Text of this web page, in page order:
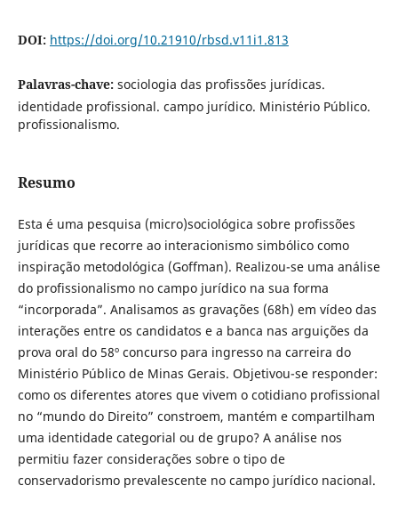
DOI: https://doi.org/10.21910/rbsd.v11i1.813
Palavras-chave: sociologia das profissões jurídicas.
identidade profissional. campo jurídico. Ministério Público.
profissionalismo.
Resumo
Esta é uma pesquisa (micro)sociológica sobre profissões
jurídicas que recorre ao interacionismo simbólico como
inspiração metodológica (Goffman). Realizou-se uma análise
do profissionalismo no campo jurídico na sua forma
“incorporada”. Analisamos as gravações (68h) em vídeo das
interações entre os candidatos e a banca nas arguições da
prova oral do 58º concurso para ingresso na carreira do
Ministério Público de Minas Gerais. Objetivou-se responder:
como os diferentes atores que vivem o cotidiano profissional
no “mundo do Direito” constroem, mantém e compartilham
uma identidade categorial ou de grupo? A análise nos
permitiu fazer considerações sobre o tipo de
conservadorismo prevalescente no campo jurídico nacional.